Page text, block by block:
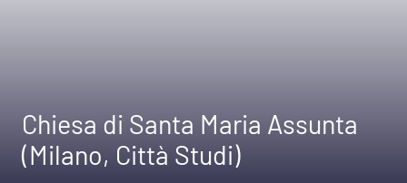
Chiesa di Santa Maria Assunta
(Milano, Città Studi)